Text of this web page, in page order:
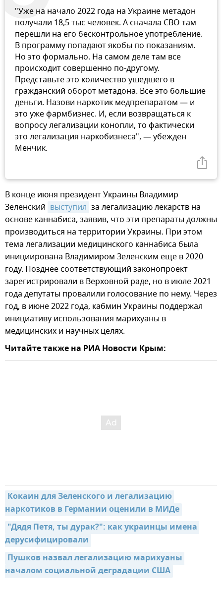
"Уже на начало 2022 года на Украине метадон
получали 18,5 тыс человек. А сначала СВО там
перешли на его бесконтрольное употребление.
В программу попадают якобы по показаниям.
Но это формально. На самом деле там все
происходит совершенно по-другому.
Представьте это количество ушедшего в
гражданский оборот метадона. Все это большие
деньги. Назови наркотик медпрепаратом — и
это уже фармбизнес. И, если возвращаться к
вопросу легализации конопли, то фактически
это легализация наркобизнеса", — убежден
Менчик.
В конце июня президент Украины Владимир
Зеленский выступил за легализацию лекарств на
основе каннабиса, заявив, что эти препараты должны
производиться на территории Украины. При этом
тема легализации медицинского каннабиса была
инициирована Владимиром Зеленским еще в 2020
году. Позднее соответствующий законопроект
зарегистрировали в Верховной раде, но в июле 2021
года депутаты провалили голосование по нему. Через
год, в июне 2022 года, кабмин Украины поддержал
инициативу использования марихуаны в
медицинских и научных целях.
Читайте также на РИА Новости Крым:
Кокаин для Зеленского и легализацию
наркотиков в Германии оценили в МИДе
"Дядя Петя, ты дурак?": как украинцы имена
дерусифицировали
Пушков назвал легализацию марихуаны
началом социальной деградации США